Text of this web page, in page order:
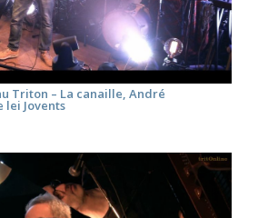
Triton – La canaille, André
lei Jovents